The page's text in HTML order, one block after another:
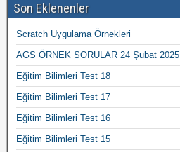
Son Eklenenler
Scratch Uygulama Örnekleri
AGS ÖRNEK SORULAR 24 Şubat 2025
Eğitim Bilimleri Test 18
Eğitim Bilimleri Test 17
Eğitim Bilimleri Test 16
Eğitim Bilimleri Test 15